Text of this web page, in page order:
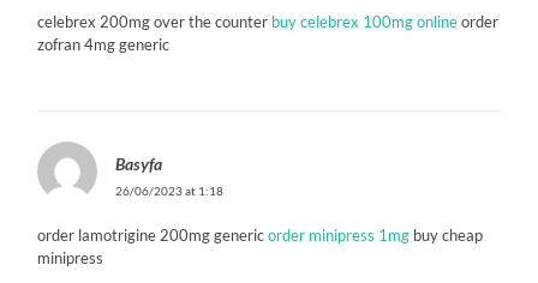
celebrex 200mg over the counter buy celebrex 100mg onlineorder
zofran 4mg generic
Basyfa
26/06/2023 at 1:18
order lamotrigine 200mg genericorder minipress 1mg buy cheap
minipress